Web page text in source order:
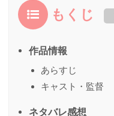
もくじ
作品情報
あらすじ
キャスト・監督
ネタバレ感想